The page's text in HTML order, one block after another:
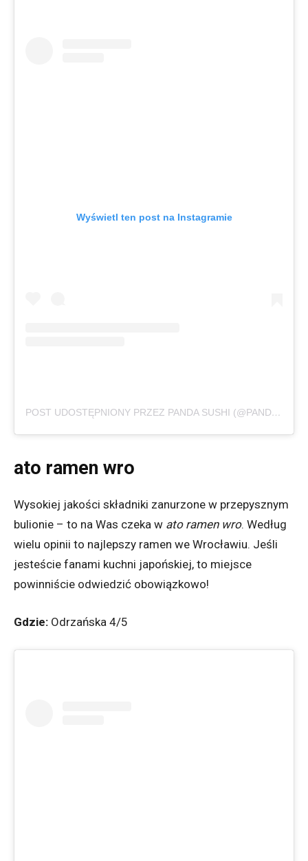
Wyświetl ten post na Instagramie
POST UDOSTĘPNIONY PRZEZ PANDA SUSHI (@PANDA_SUSHI_PL)
ato ramen wro
Wysokiej jakości składniki zanurzone w przepysznym
bulionie – to na Was czeka w ato ramen wro. Według
wielu opinii to najlepszy ramen we Wrocławiu. Jeśli
jesteście fanami kuchni japońskiej, to miejsce
powinniście odwiedzić obowiązkowo!
Gdzie: Odrzańska 4/5